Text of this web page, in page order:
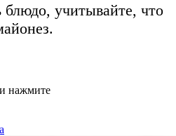
блюдо, учитывайте, что
нажмите